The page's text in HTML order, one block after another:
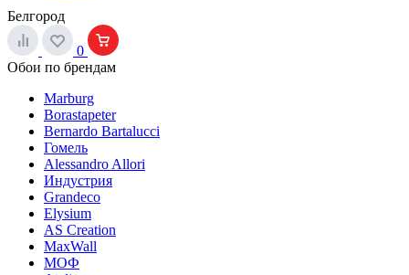
Белгород
0
Обои по брендам
Marburg
Borastapeter
Bernardo Bartalucci
Гомель
Alessandro Allori
Индустрия
Grandeco
Elysium
AS Creation
MaxWall
МОФ